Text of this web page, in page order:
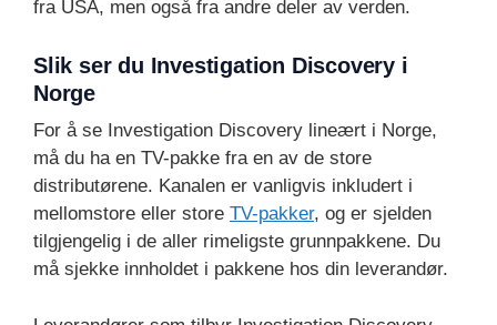
fra USA, men også fra andre deler av verden.
Slik ser du Investigation Discovery i
Norge
For å se Investigation Discovery lineært i Norge,
må du ha en TV-pakke fra en av de store
distributørene. Kanalen er vanligvis inkludert i
mellomstore eller store TV-pakker, og er sjelden
tilgjengelig i de aller rimeligste grunnpakkene. Du
må sjekke innholdet i pakkene hos din leverandør.